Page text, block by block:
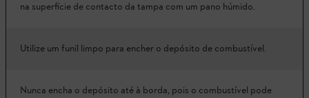
na superfície de contacto da tampa com um pano húmido.
Utilize um funil limpo para encher o depósito de combustível.
Nunca encha o depósito até à borda, pois o combustível pode